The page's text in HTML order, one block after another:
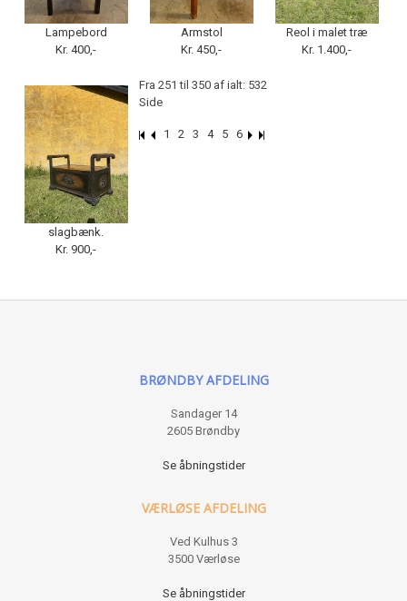
Lampebord
Kr. 400,-
Armstol
Kr. 450,-
Reol i malet træ
Kr. 1.400,-
slagbænk.
Kr. 900,-
Fra 251 til 350 af ialt: 532
Side
1 2 3 4 5 6
BRØNDBY AFDELING
Sandager 14
2605 Brøndby
Se åbningstider
VÆRLØSE AFDELING
Ved Kulhus 3
3500 Værløse
Se åbningstider